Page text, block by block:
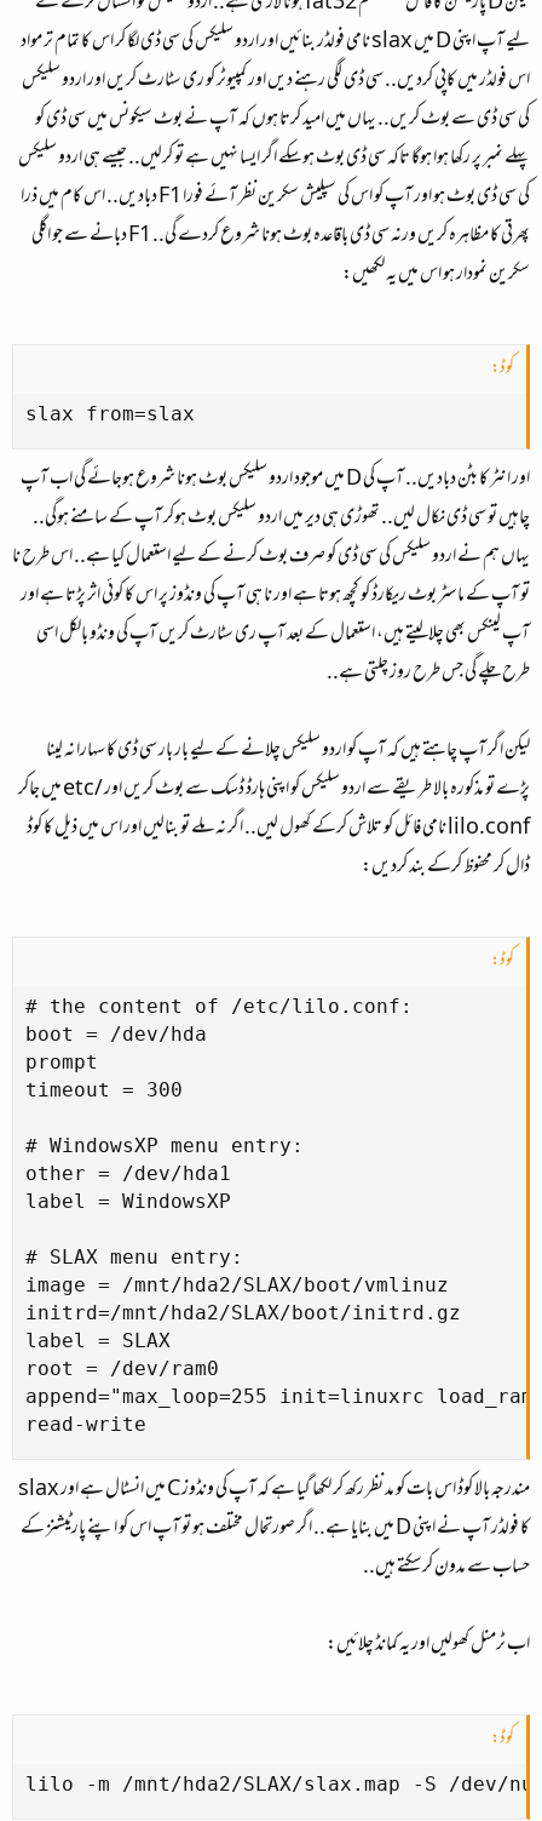
لیے آپ اپنی D میں slax نامی فولڈر بنائیں اور اردو سلیکس کی سی ڈی لگا کر اس کا تمام تر مواد
اس فولڈر میں کاپی کردیں.. سی ڈی لگی رہنے دیں اور کمپیوٹر کو ری سٹارٹ کریں اور اردو سلیکس
کی سی ڈی سے بوٹ کریں.. یہاں میں امید کرتا ہوں کہ آپ نے بوٹ سیکونس میں سی ڈی کو
پہلے نمبر پر رکھا ہوا ہوگا تاکہ سی ڈی بوٹ ہوسکے اگر ایسا نہیں ہے تو کرلیں.. جیسے ہی اردو سلیکس
کی سی ڈی بوٹ ہو اور آپ کو اس کی سپلیش سکرین نظر آئے فورا F1 دبادیں.. اس کام میں ذرا
پھرتی کا مظاہرہ کریں ورنہ سی ڈی باقاعدہ بوٹ ہونا شروع کردے گی.. F1 دبانے سے جو اگلی
سکرین نمودار ہو اس میں یہ لکھیں:
کوڈ:
slax from=slax
اور انٹر کا بٹن دبادیں.. آپ کی D میں موجود اردو سلیکس بوٹ ہونا شروع ہوجائے گی اب آپ
چاہیں تو سی ڈی نکال لیں.. تھوڑی ہی دیر میں اردو سلیکس بوٹ ہوکر آپ کے سامنے ہوگی..
یہاں ہم نے اردو سلیکس کی سی ڈی کو صرف بوٹ کرنے کے لیے استعمال کیا ہے.. اس طرح نا
تو آپ کے ماسٹر بوٹ ریکارڈ کو کچھ ہوتا ہے اور نا ہی آپ کی ونڈوز پر اس کا کوئی اثر پڑتا ہے اور
آپ لینکس بھی چلالیتے ہیں، استعمال کے بعد آپ ری سٹارٹ کریں آپ کی ونڈو بالکل اسی
طرح چلے گی جس طرح روز چلتی ہے..
لیکن اگر آپ چاہتے ہیں کہ آپ کو اردو سلیکس چلانے کے لیے بار بار سی ڈی کا سہارا نہ لینا
پڑے تو مذکورہ بالا طریقے سے اردو سلیکس کو اپنی ہارڈ ڈسک سے بوٹ کریں اور /etc میں جاکر
lilo.conf نامی فائل کو تلاش کرکے کھول لیں.. اگر نہ ملے تو بنالیں اور اس میں ذیل کا کوڈ
ڈال کر محفوظ کرکے بند کردیں:
کوڈ:
# the content of /etc/lilo.conf:
boot = /dev/hda
prompt
timeout = 300
# WindowsXP menu entry:
other = /dev/hda1
label = WindowsXP
# SLAX menu entry:
image = /mnt/hda2/SLAX/boot/vmlinuz
initrd=/mnt/hda2/SLAX/boot/initrd.gz
label = SLAX
root = /dev/ram0
append="max_loop=255 init=linuxrc
read-write
مندرجہ بالا کوڈ اس بات کو مد نظر رکھ کر لکھا گیا ہے کہ آپ کی ونڈوز C میں انسٹال ہے اور slax
کا فولڈر آپ نے اپنی D میں بنایا ہے.. اگر صورتحال مختلف ہو تو آپ اس کو اپنے پارٹیشنز کے
حساب سے مدون کرسکتے ہیں..
اب ٹرمنل کھولیں اور یہ کمانڈ چلائیں:
کوڈ:
lilo -m /mnt/hda2/SLAX/slax.map -S /dev/